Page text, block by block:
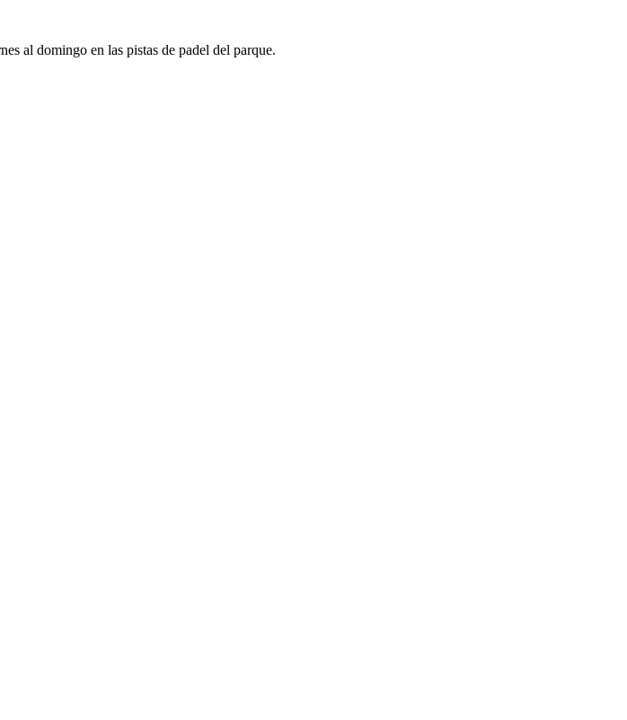
al domingo en las pistas de padel del parque.